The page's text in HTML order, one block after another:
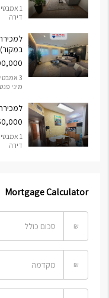
1 אמבטיה •
דירה
במקור)
3 אמבטיות •
מיני
למכירה
1 אמבטיה •
דירה
Mortgage Calculator
₪
₪